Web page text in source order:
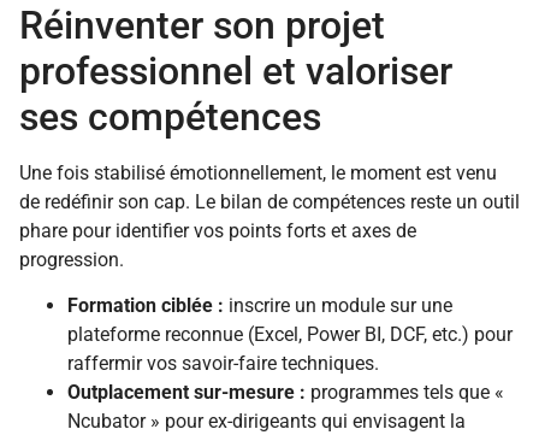
Réinventer son projet
professionnel et valoriser
ses compétences
Une fois stabilisé émotionnellement, le moment est venu
de redéfinir son cap. Le bilan de compétences reste un outil
phare pour identifier vos points forts et axes de
progression.
Formation ciblée : inscrire un module sur une
plateforme reconnue (Excel, Power BI, DCF, etc.) pour
raffermir vos savoir-faire techniques.
Outplacement sur-mesure : programmes tels que «
Ncubator » pour ex-dirigeants qui envisagent la